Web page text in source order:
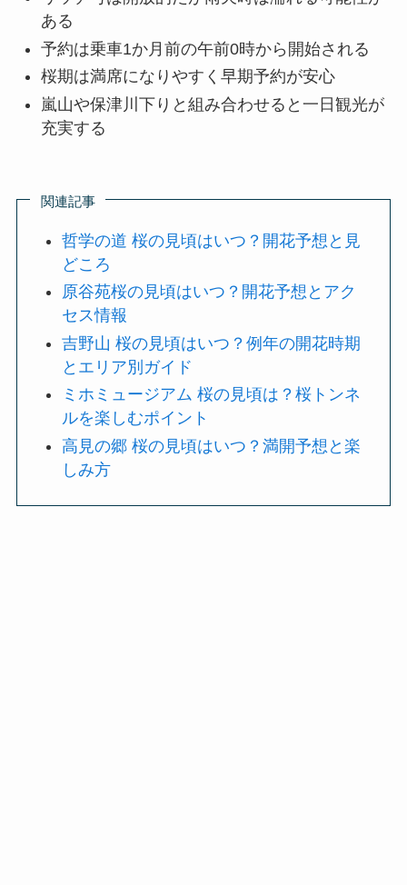
ある
予約は乗車1か月前の午前0時から開始される
桜期は満席になりやすく早期予約が安心
嵐山や保津川下りと組み合わせると一日観光が
充実する
関連記事
哲学の道 桜の見頃はいつ？開花予想と見
どころ
原谷苑桜の見頃はいつ？開花予想とアク
セス情報
吉野山 桜の見頃はいつ？例年の開花時期
とエリア別ガイド
ミホミュージアム 桜の見頃は？桜トンネ
ルを楽しむポイント
高見の郷 桜の見頃はいつ？満開予想と楽
しみ方